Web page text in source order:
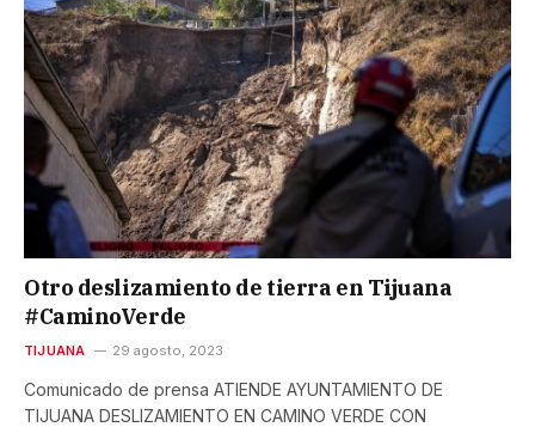
Otro deslizamiento de tierra en Tijuana
#CaminoVerde
TIJUANA 29 agosto, 2023
Comunicado de prensa ATIENDE AYUNTAMIENTO DE
TIJUANA DESLIZAMIENTO EN CAMINO VERDE CON